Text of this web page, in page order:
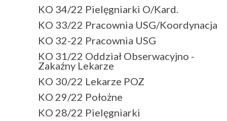
KO 34/22 Pielęgniarki O/Kard.
KO 33/22 Pracownia USG/Koordynacja
KO 32-22 Pracownia USG
KO 31/22 Oddział Obserwacyjno -
Zakaźny Lekarze
KO 30/22 Lekarze POZ
KO 29/22 Położne
KO 28/22 Pielęgniarki